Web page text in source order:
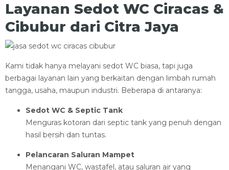
Layanan Sedot WC Ciracas &
Cibubur dari Citra Jaya
Kami tidak hanya melayani sedot WC biasa, tapi juga
berbagai layanan lain yang berkaitan dengan limbah rumah
tangga, usaha, maupun industri. Beberapa di antaranya:
Sedot WC & Septic Tank
Menguras kotoran dari septic tank yang penuh dengan
hasil bersih dan tuntas.
Pelancaran Saluran Mampet
Menangani WC, wastafel, atau saluran air yang